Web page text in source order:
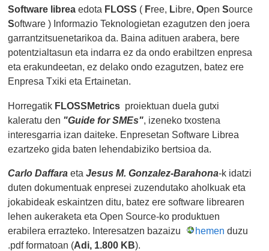
Software librea edota FLOSS ( Free, Libre,OpenSource
Software ) Informazio Teknologietan ezagutzen den joera
garrantzitsuenetarikoa da. Baina adituen arabera, bere
potentzialtasun eta indarra ez da ondo erabiltzen enpresa
eta erakundeetan, ez delako ondo ezagutzen, batez ere
Enpresa Txiki eta Ertainetan.
Horregatik FLOSSMetrics proiektuan duela gutxi
kaleratu den "Guide for SMEs", izeneko txostena
interesgarria izan daiteke. Enpresetan Software Librea
ezartzeko gida baten lehendabiziko bertsioa da.
Carlo Daffara etaJesus M. Gonzalez-Barahona-k idatzi
duten dokumentuak enpresei zuzendutako aholkuak eta
jokabideak eskaintzen ditu, batez ere software librearen
lehen aukeraketa eta Open Source-ko produktuen
erabilera errazteko. Interesatzen bazaizu
hemen duzu
.pdf formatoan (Adi, 1.800 KB).